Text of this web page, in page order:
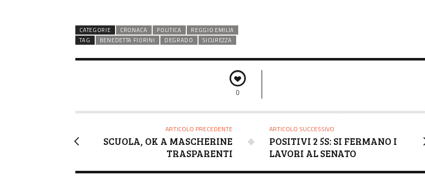
CATEGORIE CRONACA POLITICA
REGGIO EMILIA
TAG
BENEDETTA FIORINI DEGRADO SICUREZZA
0
ARTICOLO PRECEDENTE
SCUOLA, OK A MASCHERINE
TRASPARENTI
ARTICOLO SUCCESSIVO
POSITIVI 2 5S: SI FERMANO I
LAVORI AL SENATO